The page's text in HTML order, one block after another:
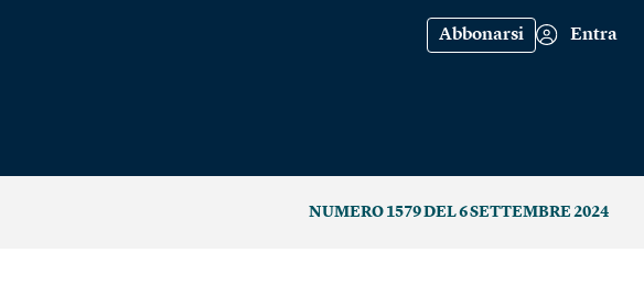
Abbonarsi Entra
NUMERO 1579 DEL 6 SETTEMBRE 2024